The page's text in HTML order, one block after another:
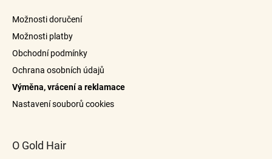
Možnosti doručení
Možnosti platby
Obchodní podmínky
Ochrana osobních údajů
Výměna, vrácení a reklamace
Nastavení souborů cookies
O Gold Hair